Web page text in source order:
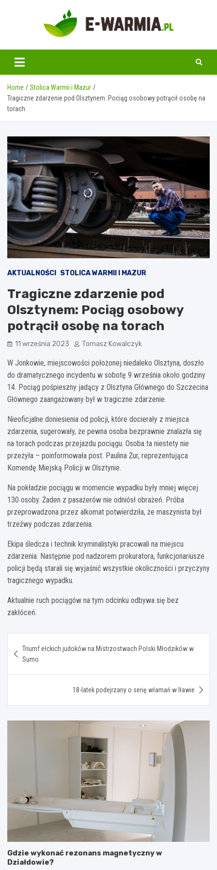
www.e-warmia.pl
Home
Stolica Warmii i Mazur
Tragiczne zdarzenie pod Olsztynem: Pociąg osobowy potrącił osobę na
torach
AKTUALNOŚCI STOLICA WARMII I MAZUR
Tragiczne zdarzenie pod
Olsztynem: Pociąg osobowy
potrącił osobę na torach
11 września 2023 Tomasz Kowalczyk
W Jonkowie, miejscowości położonej niedaleko Olsztyna, doszło
do dramatycznego incydentu w sobotę 9 września około godziny
14. Pociąg pośpieszny jadący z Olsztyna Głównego do Szczecina
Głównego zaangażowany był w tragiczne zdarzenie.
Nieoficjalne doniesienia od policji, które docierały z miejsca
zdarzenia, sugerowały, że pewna osoba bezprawnie znalazła się
na torach podczas przejazdu pociągu. Osoba ta niestety nie
przeżyła – poinformowała post. Paulina Żur, reprezentująca
Komendę Miejską Policji w Olsztynie.
Na pokładzie pociągu w momencie wypadku były mniej więcej
130 osoby. Żaden z pasażerów nie odniósł obrażeń. Próba
przeprowadzona przez alkomat potwierdziła, że maszynista był
trzeźwy podczas zdarzenia.
Ekipa śledcza i technik kryminalistyki pracowali na miejscu
zdarzenia. Następnie pod nadzorem prokuratora, funkcjonariusze
policji będą starali się wyjaśnić wszystkie okoliczności i przyczyny
tragicznego wypadku.
Aktualnie ruch pociągów na tym odcinku odbywa się bez
zakłóceń.
wpisu
Triumf ełckich judoków na Mistrzostwach Polski Młodzików w
Sumo
18-latek podejrzany o serię włamań w Iławie
Gdzie wykonać rezonans magnetyczny w
Działdowie?